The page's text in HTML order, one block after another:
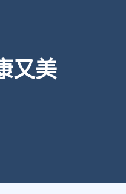
又美